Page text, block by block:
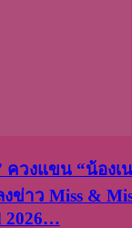
ควงแขน “น้อง
งข่าว Miss &
2026…